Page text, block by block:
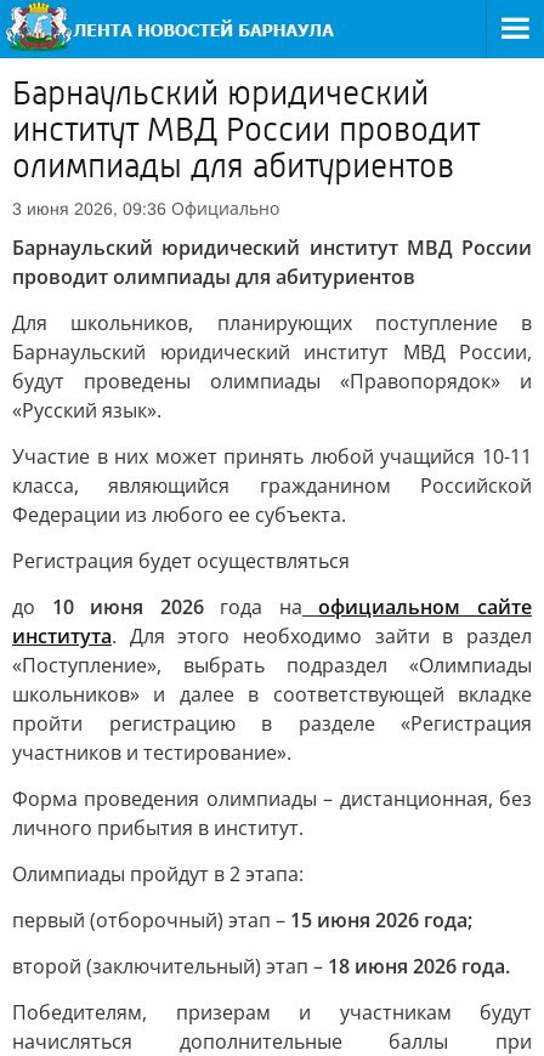
Барнаульский юридический
институт МВД России проводит
олимпиады для абитуриентов
3 июня 2026, 09:36 Официально
Барнаульский юридический институт МВД России
проводит олимпиады для абитуриентов
Для школьников, планирующих поступление в
Барнаульский юридический институт МВД России,
будут проведены олимпиады «Правопорядок» и
«Русский язык».
Участие в них может принять любой учащийся 10-11
класса, являющийся гражданином Российской
Федерации из любого ее субъекта.
Регистрация будет осуществляться
до 10 июня 2026 года на
официальном сайте
института. Для этого необходимо зайти в раздел
«Поступление», выбрать подраздел «Олимпиады
школьников» и далее в соответствующей вкладке
пройти регистрацию в разделе «Регистрация
участников и тестирование».
Форма проведения олимпиады – дистанционная, без
личного прибытия в институт.
Олимпиады пройдут в 2 этапа:
первый (отборочный) этап – 15 июня 2026 года;
второй (заключительный) этап – 18 июня 2026 года.
Победителям, призерам и участникам будут
начисляться дополнительные баллы при